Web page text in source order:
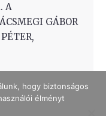
A
GÁBOR
hogy biztonságos
élményt